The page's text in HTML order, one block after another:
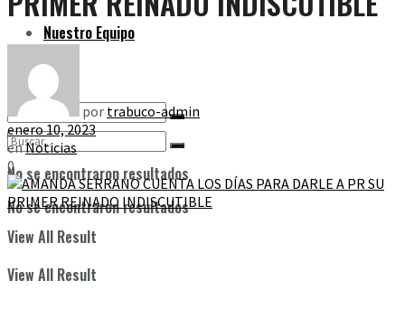
No se encontraron resultados
View All Result
Nuestro Equipo
No se encontraron resultados
View All Result
por trabuco-admin
enero 10, 2023
enNoticias
0